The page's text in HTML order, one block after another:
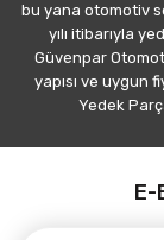
bu yana otomotiv
yılı itibarıyla
Güvenpar
yapısı ve uygun
Yedek
E-